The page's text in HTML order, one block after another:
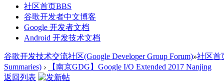
社区首页BBS
谷歌开发者中文博客
Google 开发者文档
Android 开发技术文档
谷歌开发技术交流社区(Google Developer Group Forum)»社区首
Summaries) ›
【南京GDG】Google I/O Extended 2017 Nanjing
返回列表